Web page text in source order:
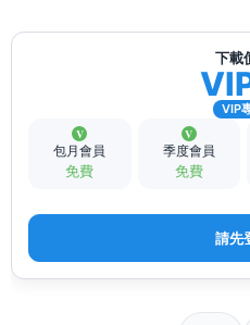
下載
VIP
包月會員
免費
季度會員
免費
請先